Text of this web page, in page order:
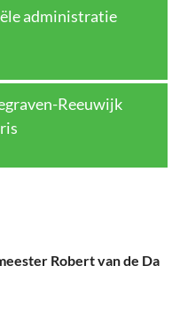
administratie
Reeuwijk
Robert van de Da